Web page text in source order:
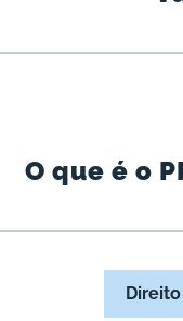
O que é o